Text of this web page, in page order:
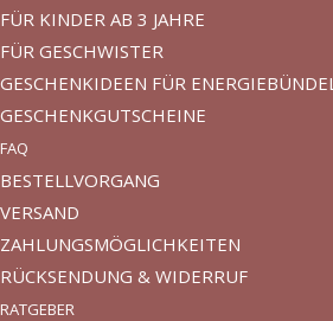
FÜR KINDER AB 3 JAHRE
FÜR GESCHWISTER
GESCHENKIDEEN FÜR ENERGIEBÜNDEL
GESCHENKGUTSCHEINE
FAQ
BESTELLVORGANG
VERSAND
ZAHLUNGSMÖGLICHKEITEN
RÜCKSENDUNG & WIDERRUF
RATGEBER